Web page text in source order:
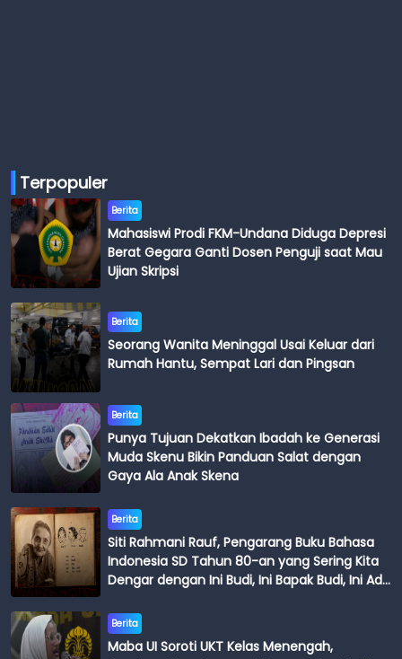
Terpopuler
Berita
Mahasiswi Prodi FKM-Undana Diduga Depresi
Berat Gegara Ganti Dosen Penguji saat Mau
Ujian Skripsi
Berita
Seorang Wanita Meninggal Usai Keluar dari
Rumah Hantu, Sempat Lari dan Pingsan
Berita
Punya Tujuan Dekatkan Ibadah ke Generasi
Muda Skenu Bikin Panduan Salat dengan
Gaya Ala Anak Skena
Berita
Siti Rahmani Rauf, Pengarang Buku Bahasa
Indonesia SD Tahun 80-an yang Sering Kita
Dengar dengan Ini Budi, Ini Bapak Budi, Ini Adik
Berita
Maba UI Soroti UKT Kelas Menengah,